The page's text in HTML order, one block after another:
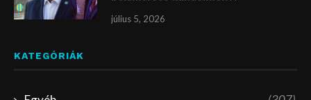
július 5, 2026
KATEGÓRIÁK